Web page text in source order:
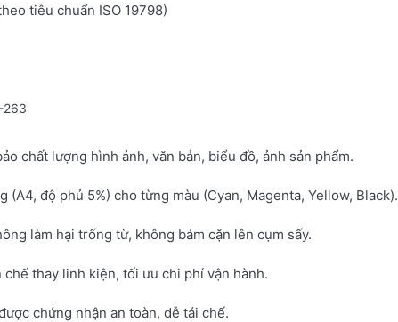
tiêu chuẩn ISO 19798)
263
chất lượng hình ảnh, văn bản, biểu đồ, ảnh sản phẩm.
(A4, độ phủ 5%) cho từng màu (Cyan, Magenta, Yellow, Black).
làm hại trống từ, không bám cặn lên cụm sấy.
thay linh kiện, tối ưu chi phí vận hành.
chứng nhận an toàn, dễ tái chế.